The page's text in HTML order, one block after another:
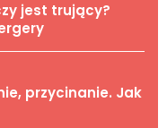
jest trujący?
przycinanie. Jak